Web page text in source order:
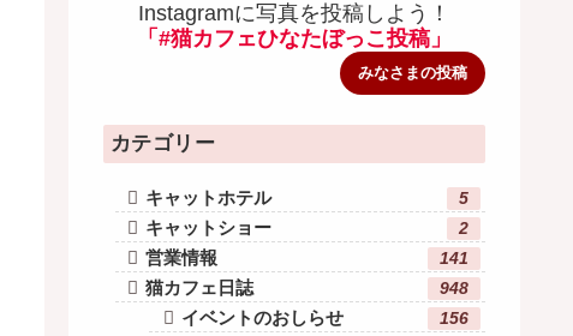
Instagramに写真を投稿しよう！
「#猫カフェひなたぼっこ投稿」
みなさまの投稿
カテゴリー
キャットホテル 5
キャットショー 2
営業情報 141
猫カフェ日誌 948
イベントのおしらせ 156